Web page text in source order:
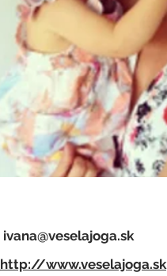
ivana@veselajoga.sk
http://www.veselajoga.sk